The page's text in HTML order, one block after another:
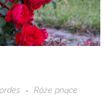
Róże pnące